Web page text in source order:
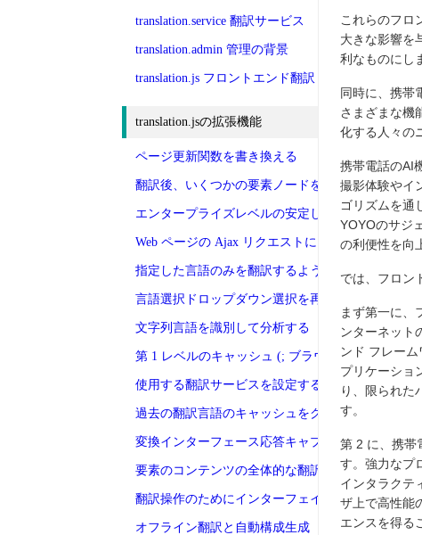
translation.service 翻訳サービス
translation.admin 管理の背景
translation.js フロントエンド翻訳
translation.jsの拡張機能
ページ更新関数を書き換える
翻訳後、いくつかの要素ノードを手動で翻訳します
エンタープライズレベルの安定した翻訳を可能に
Web ページの Ajax リクエストにより自動翻訳がト
指定した言語のみを翻訳するように設定します
言語選択ドロップダウン選択を再描画します
文字列言語を識別して分析する
第 1 レベルのキャッシュ (; ブラウザー キャッシュ
使用する翻訳サービスを設定するtranslate.service.use
過去の翻訳言語のキャッシュをクリアする
変換インターフェース応答キャプチャ処理
要素のコンテンツの全体的な翻訳機能の構成
翻訳操作のためにインターフェイスを手動で呼び出
オフライン翻訳と自動構成生成
これらのフロ
大きな影響を
利なものにし
同時に、携帯
さまざまな機
化する人々の
携帯電話のAI
撮影体験やイ
ゴリズムを通
YOYOのサジ
の利便性を向
では、フロン
まず第一に、
ンターネット
ンド フレー
プリケーショ
り、限られた
す。
第 2 に、携帯
す。強力なプ
インタラクテ
ザ上で高性能
エンスを得る